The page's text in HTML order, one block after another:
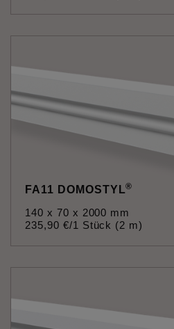
FA11 DOMOSTYL®
140 x 70 x 2000 mm
235,90 €/1 Stück (2 m)